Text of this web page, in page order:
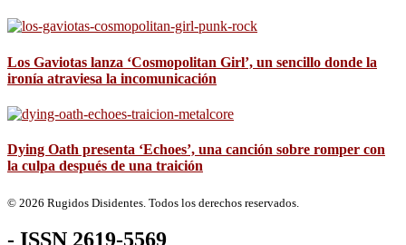
Los Gaviotas lanza ‘Cosmopolitan Girl’, un sencillo donde la
ironía atraviesa la incomunicación
Dying Oath presenta ‘Echoes’, una canción sobre romper con
la culpa después de una traición
© 2026 Rugidos Disidentes. Todos los derechos reservados.
- ISSN 2619-5569